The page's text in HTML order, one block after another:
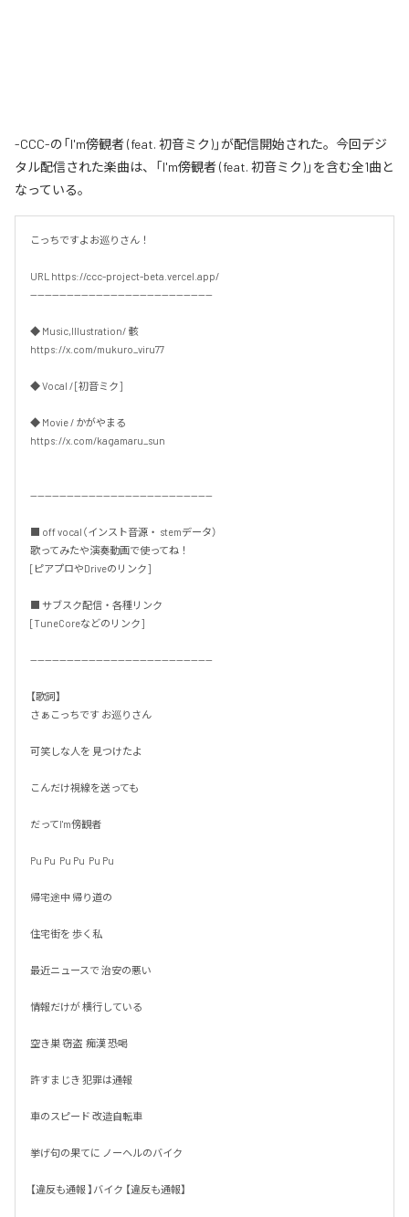
-CCC-の「I'm傍観者 (feat. 初音ミク)」が配信開始された。今回デジ
タル配信された楽曲は、「I'm傍観者 (feat. 初音ミク)」を含む全1曲と
なっている。
こっちですよお巡りさん！
URL https://ccc-project-beta.vercel.app/
--------------------------------------------------
◆ Music,Illustration/ 骸
https://x.com/mukuro_viru77
◆ Vocal / [初音ミク]
◆ Movie / かがやまる
https://x.com/kagamaru_sun
--------------------------------------------------
■ off vocal（インスト音源・ stemデータ）
歌ってみたや演奏動画で使ってね！
[ピアプロやDriveのリンク]
■ サブスク配信・各種リンク
[TuneCoreなどのリンク]
--------------------------------------------------
【歌詞】
さぁこっちです お巡りさん
可笑しな人を 見つけたよ
こんだけ視線を送っても
だってI'm傍観者
Pu Pu  Pu Pu  Pu Pu
帰宅途中 帰り道の
住宅街を 歩く私
最近ニュースで 治安の悪い
情報だけが 横行している
空き巣 窃盗  痴漢 恐喝
許すまじき 犯罪は通報
車のスピード 改造自転車
挙げ句の果てに ノーヘルのバイク
【違反も通報 】バイク 【違反も通報】